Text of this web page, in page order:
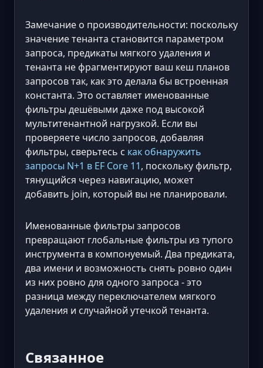
Замечание о производительности: поскольку
значение тенанта становится параметром
запроса, предикаты мягкого удаления и
тенанта не фрагментируют ваш кеш планов
запросов так, как это делала бы встроенная
константа. Это оставляет именованные
фильтры дешёвыми даже под высокой
мультитенантной нагрузкой. Если вы
проверяете число запросов, добавляя
фильтры, сверьтесь с как обнаружить
запросы N+1 в EF Core 11, поскольку фильтр,
тянущийся через навигацию, может
добавить join, который вы не планировали.
Именованные фильтры запросов
превращают глобальные фильтры из тупого
инструмента в компонуемый. Два предиката,
два имени и возможность снять ровно один
из них ровно для одного запроса - это
разница между переключателем мягкого
удаления и случайной утечкой тенанта.
Связанное